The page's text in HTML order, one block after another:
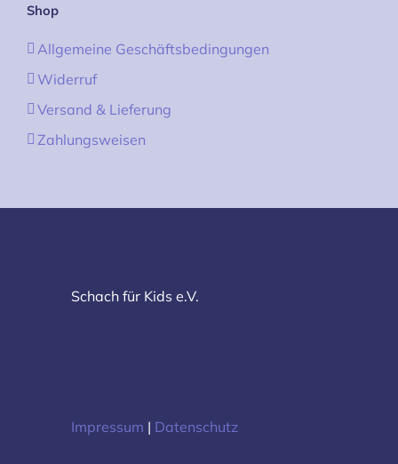
Shop
Allgemeine Geschäftsbedingungen
Widerruf
Versand & Lieferung
Zahlungsweisen
Schach für Kids e.V.
Impressum | Datenschutz